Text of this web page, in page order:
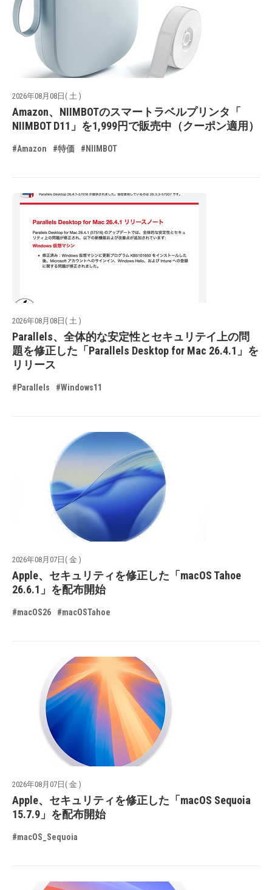
2026年08月08日( 土 )
Amazon、NIIMBOTのスマートラベルプリンタ「
NIIMBOT D11」を1,999円で販売中（クーポン適用）
#Amazon #特価 #NIIMBOT
2026年08月08日( 土 )
Parallels、全体的な安定性とセキュリテイ上の問
題を修正した「Parallels Desktop for Mac 26.4.1」を
リリース
#Parallels #Windows11
2026年08月07日( 金 )
Apple、セキュリティを修正した「macOS Tahoe
26.6.1」を配布開始
#macOS26 #macOSTahoe
2026年08月07日( 金 )
Apple、セキュリティを修正した「macOS Sequoia
15.7.9」を配布開始
#macOS_Sequoia